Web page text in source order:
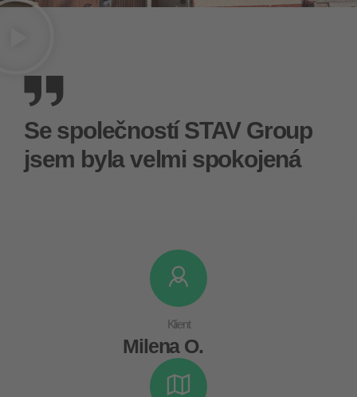
Se společností STAV Group
jsem byla velmi spokojená
Klient
Milena O.